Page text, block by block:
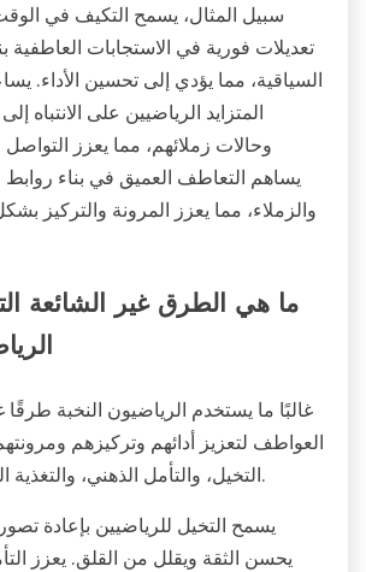
سبيل المثال، يسمح التكيف في
تعديلات فورية في الاستجابات العاطفية
السياقية، مما يؤدي إلى تحسين الأداء.
المتزايد الرياضيين على الانتباه
وحالات زملائهم، مما يعزز
يساهم التعاطف العميق في بناء روابط
والزملاء، مما يعزز المرونة والتركيز
ما هي الطرق غير الشائعة
غالبًا ما يستخدم الرياضيون النخبة طرقًا
العواطف لتعزيز أدائهم وتركيزهم
التخيل، والتأمل الذهني، والتغذية الراجعة البيولوجية.
يسمح التخيل للرياضيين بإعادة تصور
يحسن الثقة ويقلل من القلق. يعزز